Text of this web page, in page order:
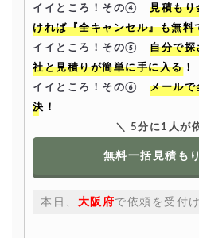
イイところ！その④
見積もり
ければ『全キャンセル』も無料
イイところ！その⑤
自分で探
社と見積りが簡単に手に入る！
イイところ！その⑥
メールで
決！
＼ 5分に1人が
無料一括見積も
本日、 大阪府で依頼を受付